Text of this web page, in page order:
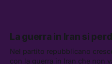
La guerra in Iran si
Nel partito repubblicano
con la guerra in Iran che non